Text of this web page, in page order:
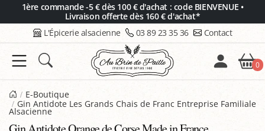
1ère commande -5 € dès 100 € d'achat : code BIENVENUE •
Livraison offerte dès 160 € d'achat*
L'Épicerie alsacienne 03 89 23 35 36 Contact
0
E-Boutique
Gin Antidote Les Grands Chais de Franc Entreprise Familiale
Alsacienne
Panneau de gestion des cookies